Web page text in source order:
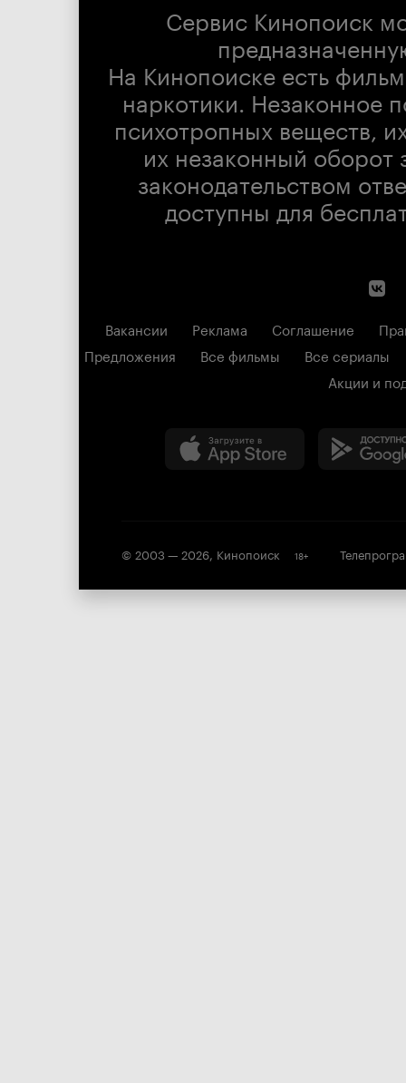
Сервис Кинопоиск
На Кинопоиске есть
наркотики. Незаконное
психотропных веществ,
их незаконный оборот
законодательством
доступны для
Вакансии Реклама Соглашение
Предложения
Все фильмы
Все сериалы
Акции и
© 2003 — 2026, Кинопоиск 18+